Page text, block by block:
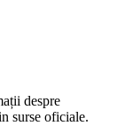
despre
surse oficiale.